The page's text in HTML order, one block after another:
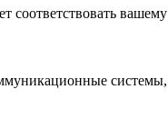
соответствовать вашему
системы,